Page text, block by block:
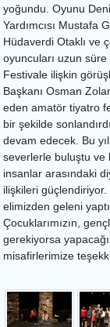
yoğundu. Oyunu
Yardımcısı Mustafa
Hüdaverdi Otaklı ve
oyuncuları uzun süre
Festivale ilişkin
Başkanı Osman
eden amatör tiyatro
bir şekilde
devam edecek. Bu
severlerle buluştu ve
insanlar arasındaki
ilişkileri güçlendiriyor.
elimizden geleni
Çocuklarımızın,
gerekiyorsa
misafirlerimize